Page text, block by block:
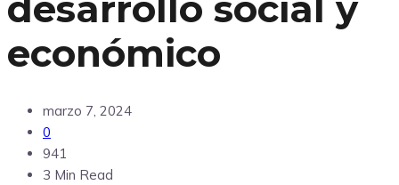
económico
marzo 7, 2024
0
941
3 Min Read